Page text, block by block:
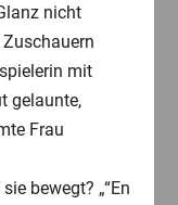
nicht
mit
gelaunte,
Frau
bewegt? „“En